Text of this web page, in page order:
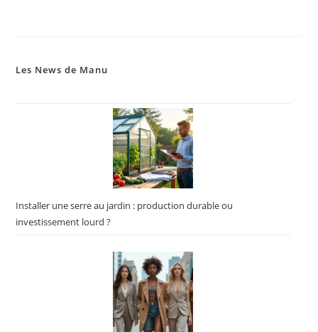
Les News de Manu
Installer une serre au jardin : production durable ou
investissement lourd ?